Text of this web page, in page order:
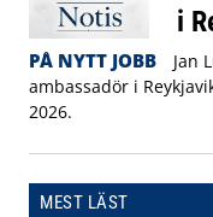
i
PÅ NYTT JOBB
Jan
ambassadör i
2026.
MEST LÄST